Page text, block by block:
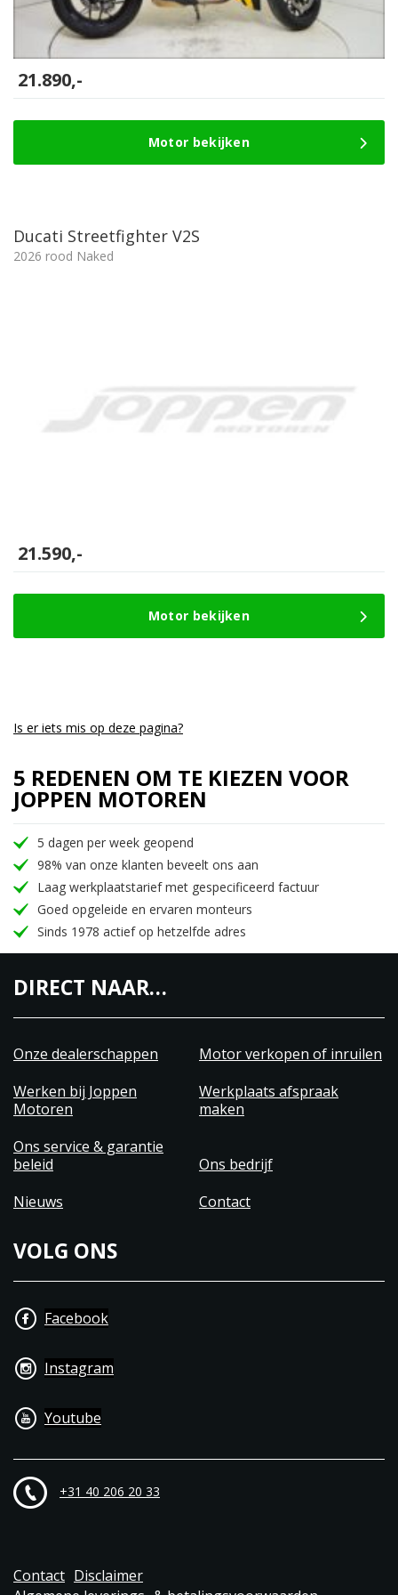
21.890,-
Motor bekijken
Ducati Streetfighter V2S
2026 rood Naked
21.590,-
Motor bekijken
Is er iets mis op deze pagina?
5 REDENEN OM TE KIEZEN VOOR
JOPPEN MOTOREN
5 dagen per week geopend
98% van onze klanten beveelt ons aan
Laag werkplaatstarief met gespecificeerd factuur
Goed opgeleide en ervaren monteurs
Sinds 1978 actief op hetzelfde adres
DIRECT NAAR…
Onze dealerschappen
Motor verkopen of inruilen
Werken bij Joppen
Motoren
Werkplaats afspraak
maken
Ons service & garantie
beleid
Ons bedrijf
Nieuws
Contact
VOLG ONS
Facebook
Instagram
Youtube
+31 40 206 20 33
Contact Disclaimer